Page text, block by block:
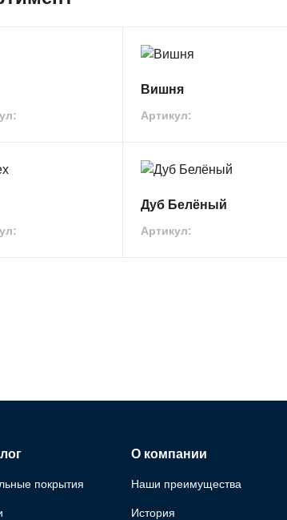
Вишня
Артикул:
Дуб Белёный
Артикул:
покрытия
О компании
Наши преимущества
История